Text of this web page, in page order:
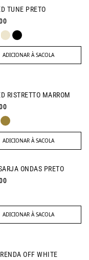
TUNE PRETO
ADICIONAR À SACOLA
RISTRETTO MARROM
ADICIONAR À SACOLA
ONDAS PRETO
ADICIONAR À SACOLA
OFF WHITE